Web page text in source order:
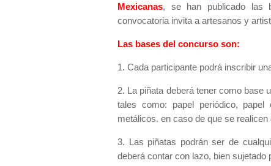
Mexicanas, se han publicado las
convocatoria invita a artesanos y
Las bases del concurso son:
1. Cada participante podrá inscribir
2. La piñata deberá tener como base
tales como: papel periódico,
metálicos. en caso de que se
3. Las piñatas podrán ser de
deberá contar con lazo, bien sujetado